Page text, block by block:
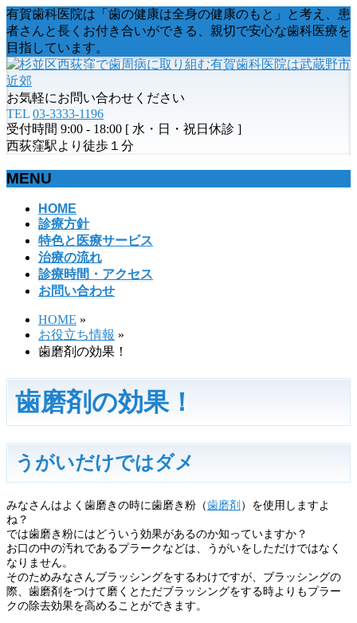
有賀歯科医院は「歯の健康は全身の健康のもと」と考え、患
者さんと長くお付き合いができる、親切で安心な歯科医療を
目指しています。
お気軽にお問い合わせください
TEL 03-3333-1196
受付時間 9:00 - 18:00 [ 水・日・祝日休診 ]
西荻窪駅より徒歩１分
MENU
HOME
診療方針
特色と医療サービス
治療の流れ
診療時間・アクセス
お問い合わせ
HOME »
お役立ち情報 »
歯磨剤の効果！
歯磨剤の効果！
うがいだけではダメ
みなさんはよく歯磨きの時に歯磨き粉（歯磨剤 ）を使用しますよ
ね？
では歯磨き粉にはどういう効果があるのか知っていますか？
お口の中の汚れであるプラークなどは、うがいをしただけではなく
なりません。
そのためみなさんブラッシングをするわけですが、ブラッシングの
際、歯磨剤をつけて磨くとただブラッシングをする時よりもプラー
クの除去効果を高めることができます。